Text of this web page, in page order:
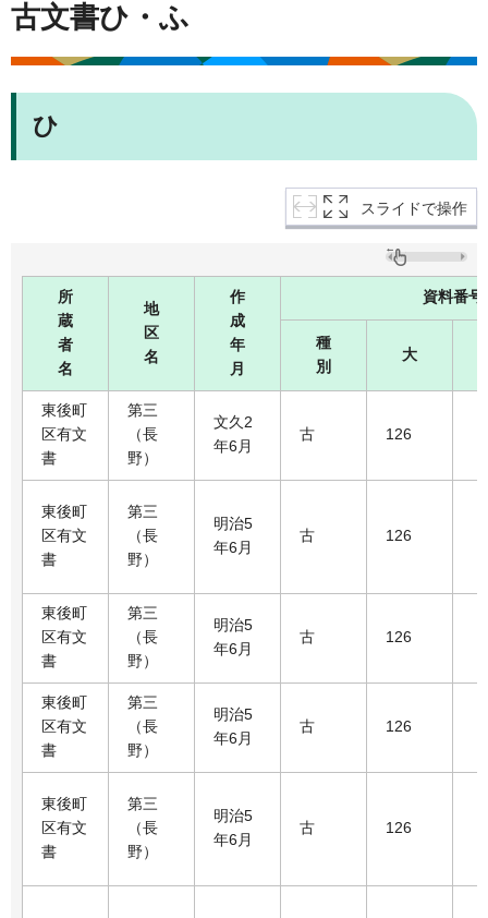
古文書ひ・ふ
ひ
スライドで操作
所
蔵
者
名
地
区
名
作
成
年
月
資料番号
種
別
大
東後町
区有文
書
第三
（長
野）
文久2
年6月
古 126
東後町
区有文
書
第三
（長
野）
明治5
年6月
古 126
東後町
区有文
書
第三
（長
野）
明治5
年6月
古 126
東後町
区有文
書
第三
（長
野）
明治5
年6月
古 126
東後町
区有文
書
第三
（長
野）
明治5
年6月
古 126